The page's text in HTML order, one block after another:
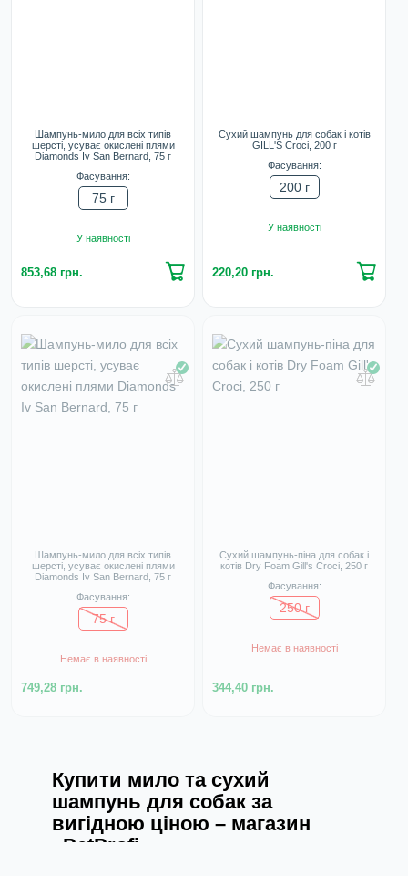
Шампунь-мило для всіх типів
шерсті, усуває окислені плями
Diamonds Iv San Bernard, 75 г
Фасування:
75 г
У наявності
853,68 грн.
Сухий шампунь для собак і котів
GILL'S Croci, 200 г
Фасування:
200 г
У наявності
220,20 грн.
Шампунь-мило для всіх типів
шерсті, усуває окислені плями
Diamonds Iv San Bernard, 75 г
Фасування:
75 г
Немає в наявності
749,28 грн.
Сухий шампунь-піна для собак і
котів Dry Foam Gill's Croci, 250 г
Фасування:
250 г
Немає в наявності
344,40 грн.
Купити мило та сухий
шампунь для собак за
вигідною ціною – магазин
«PetProfi»